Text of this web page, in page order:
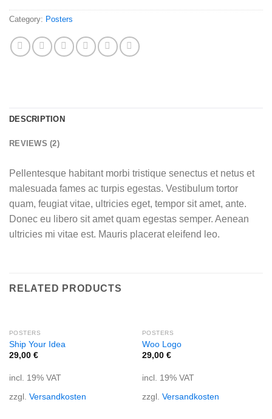
Category: Posters
DESCRIPTION
REVIEWS (2)
Pellentesque habitant morbi tristique senectus et netus et
malesuada fames ac turpis egestas. Vestibulum tortor
quam, feugiat vitae, ultricies eget, tempor sit amet, ante.
Donec eu libero sit amet quam egestas semper. Aenean
ultricies mi vitae est. Mauris placerat eleifend leo.
RELATED PRODUCTS
POSTERS
Ship Your Idea
29,00 €
incl. 19% VAT
zzgl. Versandkosten
POSTERS
Woo Logo
29,00 €
incl. 19% VAT
zzgl. Versandkosten